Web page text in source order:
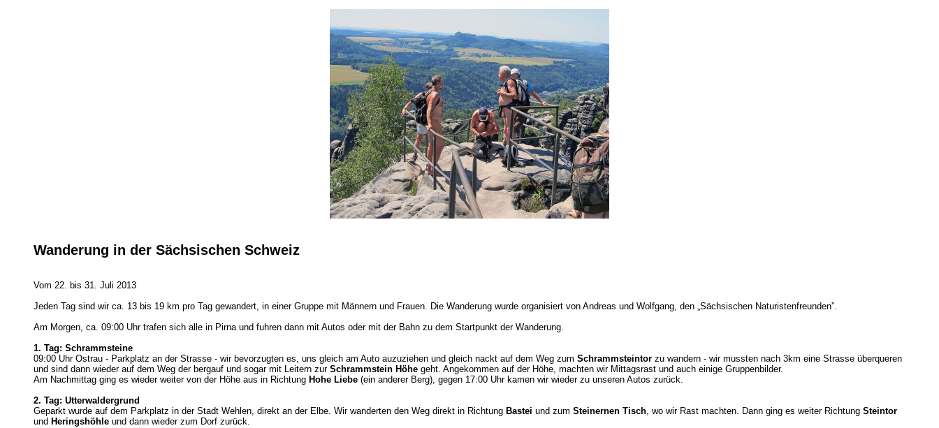
Wanderung in der Sächsischen Schweiz
Vom 22. bis 31. Juli 2013
Jeden Tag sind wir ca. 13 bis 19 km pro Tag gewandert, in einer Gruppe mit Männern und Frauen. Die Wanderung wurde organisiert von Andreas und Wolfgang, den „Sächsischen Naturistenfreunden”.
Am Morgen, ca. 09:00 Uhr trafen sich alle in Pirna und fuhren dann mit Autos oder mit der Bahn zu dem Startpunkt der Wanderung.
1. Tag: Schrammsteine
09:00 Uhr Ostrau - Parkplatz an der Strasse - wir bevorzugten es, uns gleich am Auto auzuziehen und gleich nackt auf dem Weg zum Schrammsteintor zu wandern - wir mussten nach 3km eine Strasse überqueren
und sind dann wieder auf dem Weg der bergauf und sogar mit Leitern zur Schrammstein Höhe geht. Angekommen auf der Höhe, machten wir Mittagsrast und auch einige Gruppenbilder.
Am Nachmittag ging es wieder weiter von der Höhe aus in Richtung Hohe Liebe (ein anderer Berg), gegen 17:00 Uhr kamen wir wieder zu unseren Autos zurück.
2. Tag: Utterwaldergrund
Geparkt wurde auf dem Parkplatz in der Stadt Wehlen, direkt an der Elbe. Wir wanderten den Weg direkt in Richtung Bastei und zum Steinernen Tisch, wo wir Rast machten. Dann ging es weiter Richtung Steintor
und Heringshöhle und dann wieder zum Dorf zurück.